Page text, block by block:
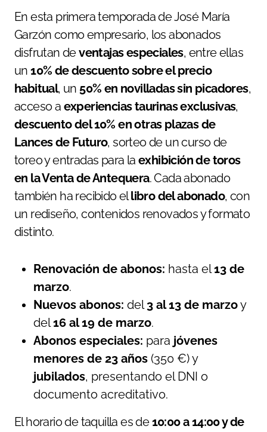
En esta primera temporada de José María
Garzón como empresario, los abonados
disfrutan deventajas especiales, entre ellas
un10% de descuento sobre el precio
habitual, un 50% en novilladas sin picadores,
acceso a experiencias taurinas exclusivas,
descuento del 10% en otras plazas de
Lances de Futuro, sorteo de un curso de
toreo y entradas para la exhibición de toros
en la Venta de Antequera. Cada abonado
también ha recibido ellibro del abonado, con
un rediseño, contenidos renovados y formato
distinto.
Renovación de abonos: hasta el13 de
marzo.
Nuevos abonos: del3 al 13 de marzoy
del16 al 19 de marzo.
Abonos especiales: para jóvenes
menores de 23 años (350 €) y
jubilados, presentando el DNI o
documento acreditativo.
El horario de taquilla es de10:00 a 14:00 y de